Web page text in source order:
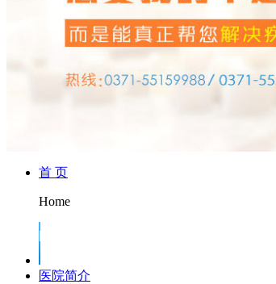
首 页
Home
医院简介